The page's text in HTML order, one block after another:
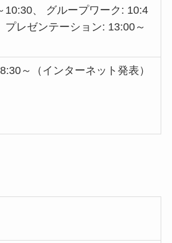
10:30、 グループワーク: 10:4
プレゼンテーション: 13:00～
～（インターネット発表）